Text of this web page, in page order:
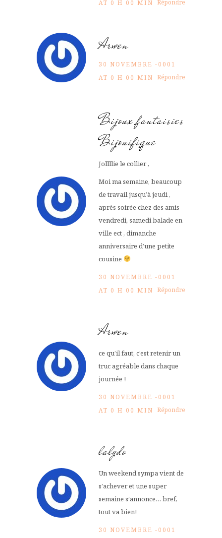
AT 0 H 00 MIN Répondre
Arwen
30 NOVEMBRE -0001
AT 0 H 00 MIN Répondre
Bijoux fantaisies
Bijouifique
Jollllie le collier ,
Moi ma semaine, beaucoup
de travail jusqu’à jeudi ,
après soirée chez des amis
vendredi, samedi balade en
ville ect , dimanche
anniversaire d’une petite
cousine
30 NOVEMBRE -0001
AT 0 H 00 MIN Répondre
Arwen
ce qu’il faut, c’est retenir un
truc agréable dans chaque
journée !
30 NOVEMBRE -0001
AT 0 H 00 MIN Répondre
lalydo
Un weekend sympa vient de
s’achever et une super
semaine s’annonce… bref,
tout va bien!
30 NOVEMBRE -0001